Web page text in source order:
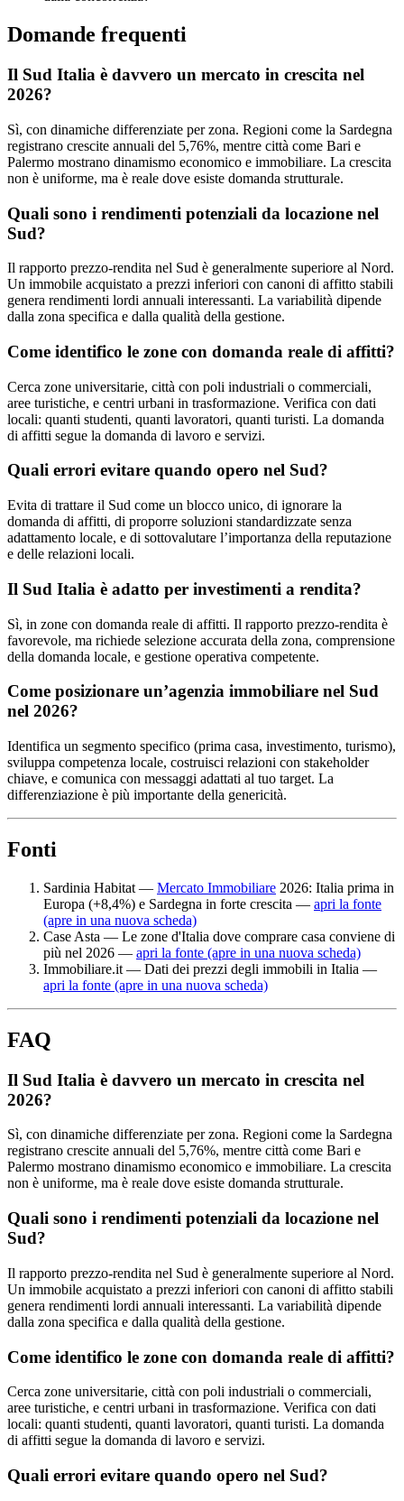
Domande frequenti
Il Sud Italia è davvero un mercato in crescita nel
2026?
Sì, con dinamiche differenziate per zona. Regioni come la Sardegna
registrano crescite annuali del 5,76%, mentre città come Bari e
Palermo mostrano dinamismo economico e immobiliare. La crescita
non è uniforme, ma è reale dove esiste domanda strutturale.
Quali sono i rendimenti potenziali da locazione nel
Sud?
Il rapporto prezzo-rendita nel Sud è generalmente superiore al Nord.
Un immobile acquistato a prezzi inferiori con canoni di affitto stabili
genera rendimenti lordi annuali interessanti. La variabilità dipende
dalla zona specifica e dalla qualità della gestione.
Come identifico le zone con domanda reale di affitti?
Cerca zone universitarie, città con poli industriali o commerciali,
aree turistiche, e centri urbani in trasformazione. Verifica con dati
locali: quanti studenti, quanti lavoratori, quanti turisti. La domanda
di affitti segue la domanda di lavoro e servizi.
Quali errori evitare quando opero nel Sud?
Evita di trattare il Sud come un blocco unico, di ignorare la
domanda di affitti, di proporre soluzioni standardizzate senza
adattamento locale, e di sottovalutare l’importanza della reputazione
e delle relazioni locali.
Il Sud Italia è adatto per investimenti a rendita?
Sì, in zone con domanda reale di affitti. Il rapporto prezzo-rendita è
favorevole, ma richiede selezione accurata della zona, comprensione
della domanda locale, e gestione operativa competente.
Come posizionare un’agenzia immobiliare nel Sud
nel 2026?
Identifica un segmento specifico (prima casa, investimento, turismo),
sviluppa competenza locale, costruisci relazioni con stakeholder
chiave, e comunica con messaggi adattati al tuo target. La
differenziazione è più importante della genericità.
Fonti
Sardinia Habitat — Mercato Immobiliare 2026: Italia prima in
Europa (+8,4%) e Sardegna in forte crescita — apri la fonte
(apre in una nuova scheda)
Case Asta — Le zone d'Italia dove comprare casa conviene di
più nel 2026 — apri la fonte (apre in una nuova scheda)
Immobiliare.it — Dati dei prezzi degli immobili in Italia —
apri la fonte (apre in una nuova scheda)
FAQ
Il Sud Italia è davvero un mercato in crescita nel
2026?
Sì, con dinamiche differenziate per zona. Regioni come la Sardegna
registrano crescite annuali del 5,76%, mentre città come Bari e
Palermo mostrano dinamismo economico e immobiliare. La crescita
non è uniforme, ma è reale dove esiste domanda strutturale.
Quali sono i rendimenti potenziali da locazione nel
Sud?
Il rapporto prezzo-rendita nel Sud è generalmente superiore al Nord.
Un immobile acquistato a prezzi inferiori con canoni di affitto stabili
genera rendimenti lordi annuali interessanti. La variabilità dipende
dalla zona specifica e dalla qualità della gestione.
Come identifico le zone con domanda reale di affitti?
Cerca zone universitarie, città con poli industriali o commerciali,
aree turistiche, e centri urbani in trasformazione. Verifica con dati
locali: quanti studenti, quanti lavoratori, quanti turisti. La domanda
di affitti segue la domanda di lavoro e servizi.
Quali errori evitare quando opero nel Sud?